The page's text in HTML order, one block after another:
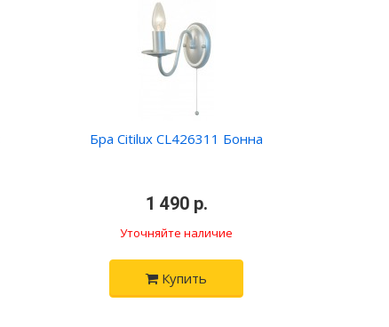
Бра Citilux CL426311 Бонна
1 490 р.
Уточняйте наличие
Купить